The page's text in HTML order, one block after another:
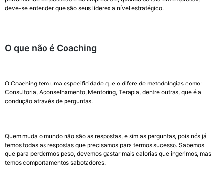
deve-se entender que são seus líderes a nível estratégico.
O que não é Coaching
O Coaching tem uma especificidade que o difere de metodologias como:
Consultoria, Aconselhamento, Mentoring, Terapia, dentre outras, que é a
condução através de perguntas.
Quem muda o mundo não são as respostas, e sim as perguntas, pois nós já
temos todas as respostas que precisamos para termos sucesso. Sabemos
que para perdermos peso, devemos gastar mais calorias que ingerimos, mas
temos comportamentos sabotadores.